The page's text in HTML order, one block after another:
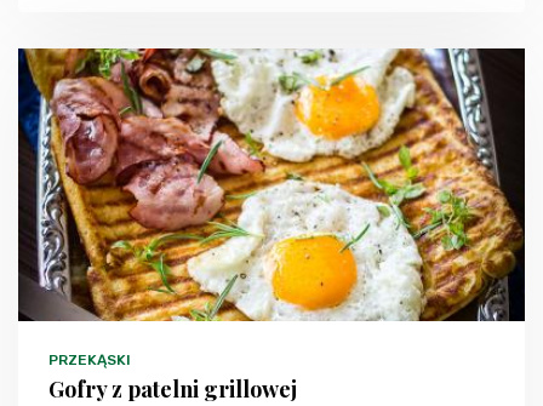
PRZEKĄSKI
Gofry z patelni grillowej